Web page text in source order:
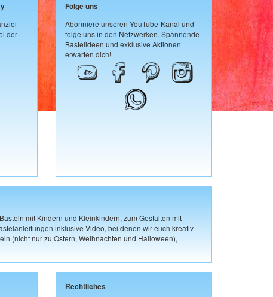
der
Folge uns
Abonniere unseren YouTube-Kanal und
folge uns in den Netzwerken. Spannende
Bastelideen und exklusive Aktionen
erwarten dich!
mit Kindern und Kleinkindern, zum Gestalten mit
inklusive Video, bei denen wir euch kreativ
(nicht nur zu Ostern, Weihnachten und Halloween),
Rechtliches